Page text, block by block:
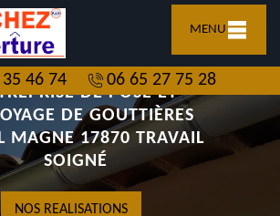
MENU
46 74 06 65 27 75 28
DE POSE ET
DE GOUTTIÈRES
MAGNE 17870 TRAVAIL
SOIGNÉ
NOS REALISATIONS